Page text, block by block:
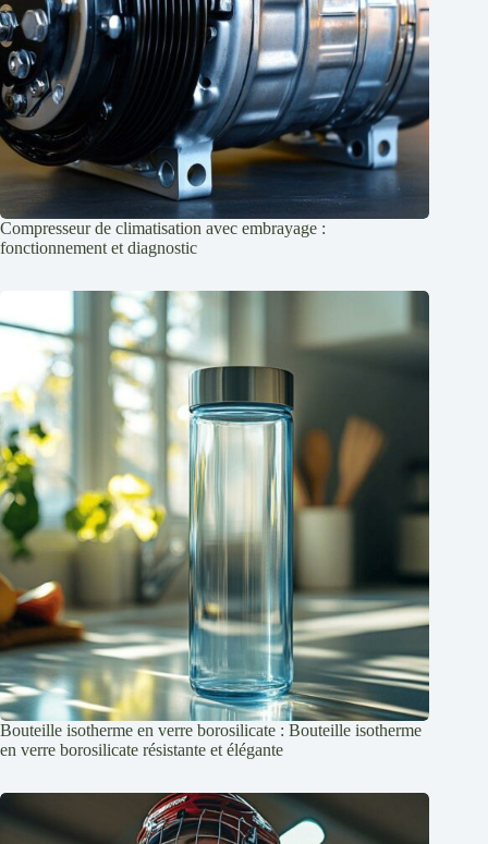
Compresseur de climatisation avec embrayage :
fonctionnement et diagnostic
Bouteille isotherme en verre borosilicate : Bouteille isotherme
en verre borosilicate résistante et élégante